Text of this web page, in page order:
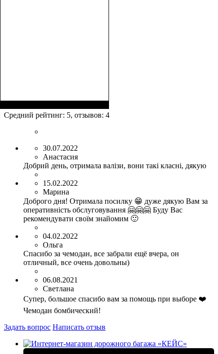
48х24-27
Средний рейтинг: 5, отзывов: 4
30.07.2022
Анастасия
Добрий день, отримала валізи, вони такі класні, дякую
15.02.2022
Марина
Доброго дня! Отримала посилку 😁 дуже дякую Вам за
оперативність обслуговування 🤗🤗🤗 Буду Вас
рекомендувати своїм знайомим 🙂
04.02.2022
Ольга
Спасибо за чемодан, все забрали ещё вчера, он
отличный, все очень довольны)
06.08.2021
Светлана
Супер, большое спасибо вам за помощь при выборе ❤️
Чемодан бомбический!
Задать вопрос Написать отзыв